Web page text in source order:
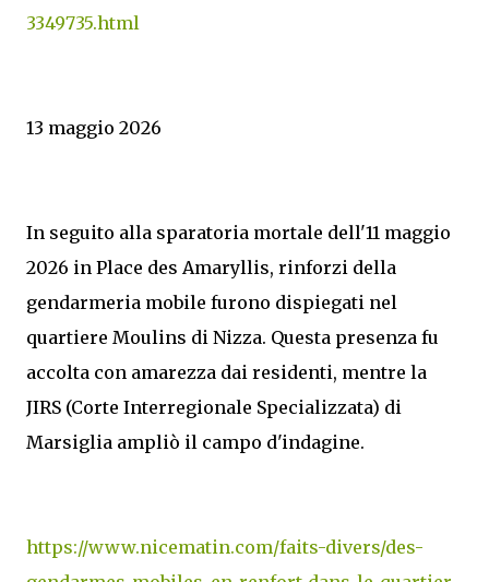
3349735.html
13 maggio 2026
In seguito alla sparatoria mortale dell'11 maggio
2026 in Place des Amaryllis, rinforzi della
gendarmeria mobile furono dispiegati nel
quartiere Moulins di Nizza. Questa presenza fu
accolta con amarezza dai residenti, mentre la
JIRS (Corte Interregionale Specializzata) di
Marsiglia ampliò il campo d'indagine.
https://www.nicematin.com/faits-divers/des-